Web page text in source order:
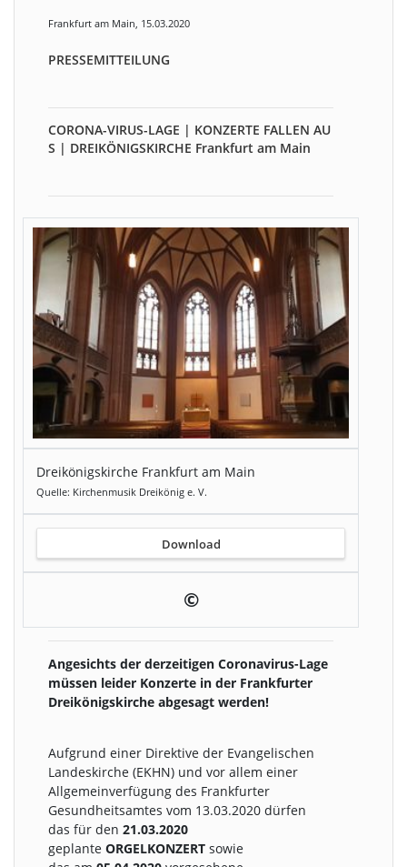
Frankfurt am Main, 15.03.2020
PRESSEMITTEILUNG
CORONA-VIRUS-LAGE | KONZERTE FALLEN AU
S | DREIKÖNIGSKIRCHE Frankfurt am Main
Dreikönigskirche Frankfurt am Main
Quelle: Kirchenmusik Dreikönig e. V.
Download
©
Angesichts der derzeitigen Coronavirus-Lage
müssen leider Konzerte in der Frankfurter
Dreikönigskirche abgesagt werden!
Aufgrund einer Direktive der Evangelischen
Landeskirche (EKHN) und vor allem einer
Allgemeinverfügung des Frankfurter
Gesundheitsamtes vom 13.03.2020 dürfen
das für den21.03.2020
geplanteORGELKONZERT sowie